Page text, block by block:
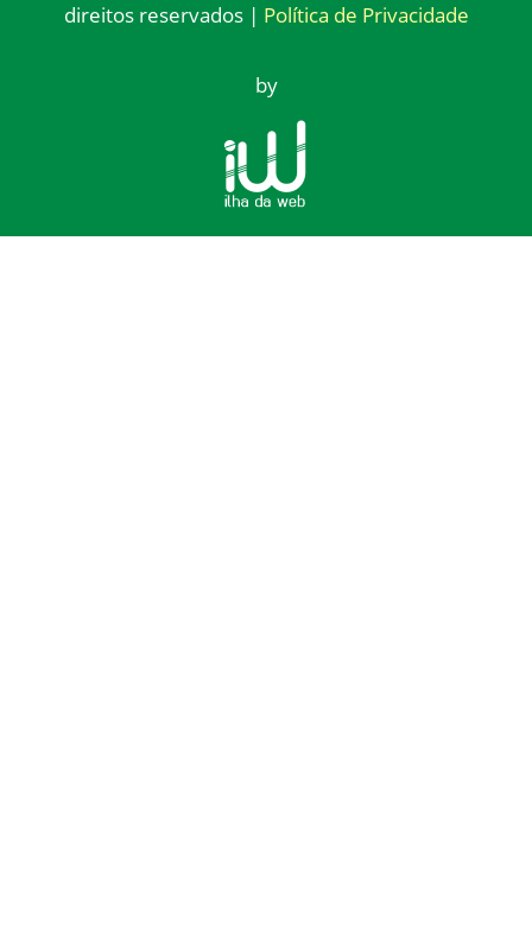
direitos reservados | Política de Privacidade
by